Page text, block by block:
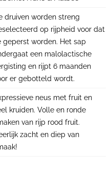
druiven worden streng
op rijpheid voor dat
geperst worden. Het sap
een malolactische
en rijpt 6 maanden
er gebotteld wordt.
neus met fruit en
kruiden. Volle en ronde
van rijp rood fruit.
zacht en diep van